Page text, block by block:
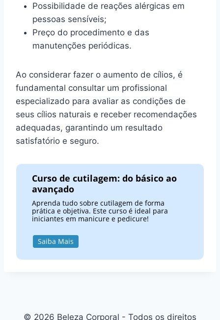
Possibilidade de reações alérgicas em
pessoas sensíveis;
Preço do procedimento e das
manutenções periódicas.
Ao considerar fazer o aumento de cílios, é
fundamental consultar um profissional
especializado para avaliar as condições de
seus cílios naturais e receber recomendações
adequadas, garantindo um resultado
satisfatório e seguro.
Curso de cutilagem: do básico ao
avançado
Aprenda tudo sobre cutilagem de forma
prática e objetiva. Este curso é ideal para
iniciantes em manicure e pedicure!
Saiba Mais
© 2026 Beleza Corporal - Todos os direitos